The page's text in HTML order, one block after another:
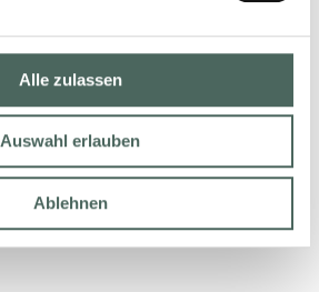
Alle zulassen
Auswahl erlauben
Ablehnen